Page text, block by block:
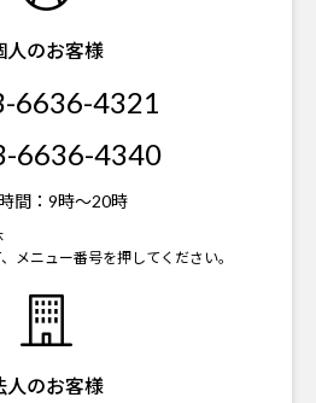
人のお客様
6636-4321
6636-4340
間： 9時～20時
メニュー番号を押してください。
人のお客様